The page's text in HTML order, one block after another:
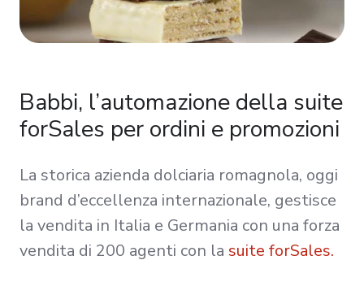
Babbi, l’automazione della suite
forSales per ordini e promozioni
La storica azienda dolciaria romagnola, oggi
brand d’eccellenza internazionale, gestisce
la vendita in Italia e Germania con una forza
vendita di 200 agenti con la suite forSales.